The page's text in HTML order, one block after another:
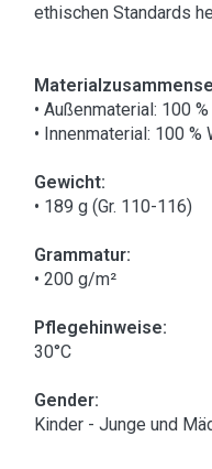
ethischen Standards
• Außenmaterial: 100
• Innenmaterial: 100
Gewicht:
• 189 g (Gr. 110-116)
Grammatur:
• 200 g/m²
Pflegehinweise:
30°C
Gender:
Kinder - Junge und